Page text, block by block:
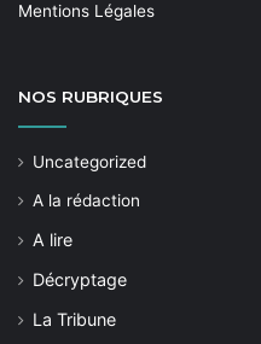
leclerc.paris/
Mentions Légales
NOS RUBRIQUES
Uncategorized
A la rédaction
A lire
Décryptage
La Tribune